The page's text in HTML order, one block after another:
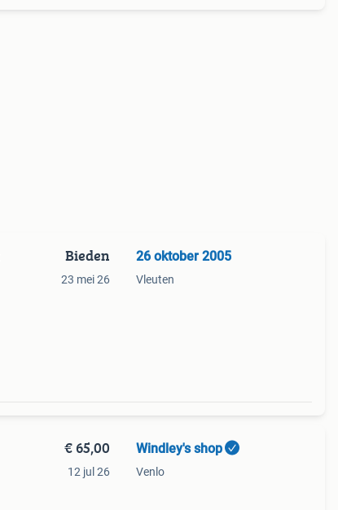
Bieden
23 mei 26
26 oktober 2005
Vleuten
€ 65,00
12 jul 26
Windley's shop
Venlo